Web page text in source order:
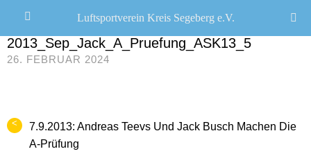
2013_Sep_Jack_A_Pruefung_ASK13_5
26. FEBRUAR 2024
<
7.9.2013: Andreas Teevs Und Jack Busch Machen Die
A-Prüfung
Luftsportverein Kreis Segeberg e.V.